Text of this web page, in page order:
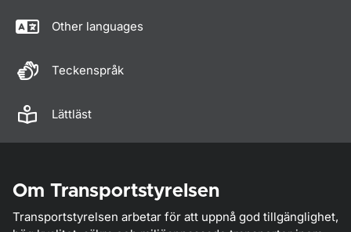
Other languages
Teckenspråk
Lättläst
Om Transportstyrelsen
Transportstyrelsen arbetar för att uppnå god tillgänglighet,